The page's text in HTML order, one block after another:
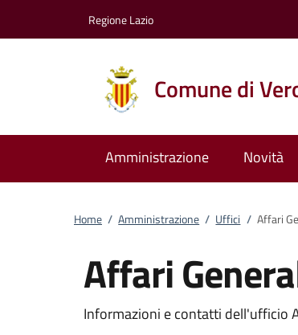
Regione Lazio
Comune di
Amministrazione Novità
Home / Amministrazione / Uffici / Affari
Affari
Informazioni e contatti dell'ufficio